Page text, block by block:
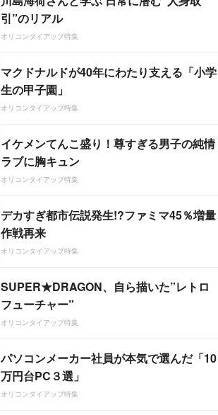
引”のリアル
オリコンタイアップ特集
マクドナルドが40年にわたり支える「小学
生の甲子園」
オリコンタイアップ特集
イケメンてんこ盛り！尊すぎる男子の純情
ラブに胸キュン
オリコンタイアップ特集
デカすぎ都市伝説発生!?ファミマ45％増量
作戦再来
オリコンタイアップ特集
SUPER★DRAGON、自ら描いた”レトロ
フューチャー”
オリコンタイアップ特集
パソコンメーカー社員が本気で選んだ「10
万円台PC３選」
オリコンタイアップ特集